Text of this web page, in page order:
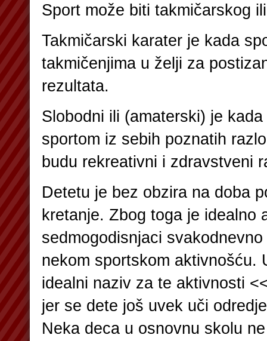
Sport može biti takmičarskog
Takmičarski karater je kada
takmičenjima u želji za
rezultata.
Slobodni ili (amaterski) je
sportom iz sebih poznatih
budu rekreativni i zdravstveni
Detetu je bez obzira na doba
kretanje. Zbog toga je idealno
sedmogodisnjaci
nekom sportskom aktivnošću.
idealni naziv za te aktivnosti
jer se dete još uvek uči
Neka deca u osnovnu skolu